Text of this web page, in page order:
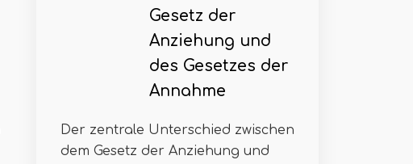
Gesetz der
Anziehung und
des Gesetzes der
Annahme
Der zentrale Unterschied zwischen
dem Gesetz der Anziehung und